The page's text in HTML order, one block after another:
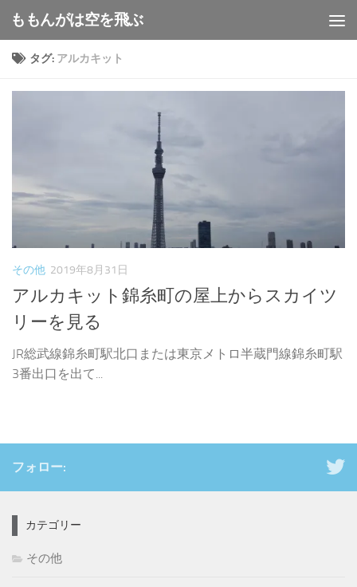
コンテンツへスキップ
ももんがは空を飛ぶ
タグ: アルカキット
その他 2019年8月31日
アルカキット錦糸町の屋上からスカイツ
リーを見る
JR総武線錦糸町駅北口または東京メトロ半蔵門線錦糸町駅
3番出口を出て...
フォロー:
カテゴリー
その他